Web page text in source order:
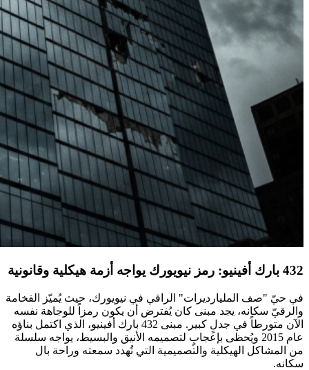
432 بارك أفينيو: رمز نيويورك يواجه أزمة هيكلية وقانونية
في حيّ "صف المليارديرات" الراقي في نيويورك، حيث يُميّز الفخامة
والرقيّ سكانه، يجد مبنى كان يُفترض أن يكون رمزاً للوجاهة نفسه
الآن متورطاً في جدلٍ كبير. مبنى 432 بارك أفينيو، الذي اكتمل بناؤه
عام 2015 ويُحظى بإعجابٍ لتصميمه الأنيق والبسيط، يواجه سلسلة
من المشاكل الهيكلية والتصميمية التي تُهدد سمعته وراحة بال
سكانه.